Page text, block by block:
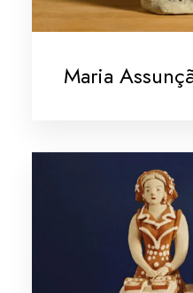
Maria